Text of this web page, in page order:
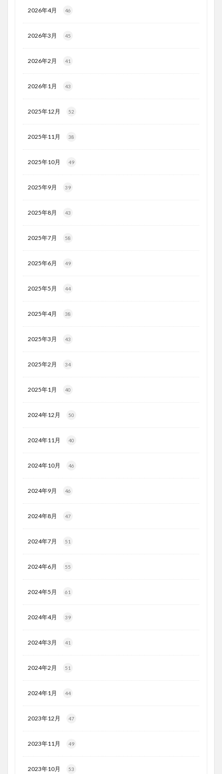
2026年4月 46
2026年3月 45
2026年2月 41
2026年1月 43
2025年12月 52
2025年11月 38
2025年10月 49
2025年9月 39
2025年8月 43
2025年7月 58
2025年6月 49
2025年5月 44
2025年4月 38
2025年3月 43
2025年2月 34
2025年1月 40
2024年12月 50
2024年11月 40
2024年10月 46
2024年9月 46
2024年8月 47
2024年7月 51
2024年6月 55
2024年5月 61
2024年4月 39
2024年3月 41
2024年2月 51
2024年1月 44
2023年12月 47
2023年11月 49
2023年10月 53